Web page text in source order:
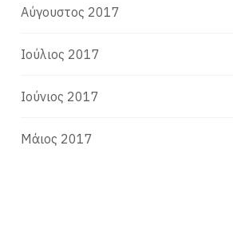
Αύγουστος 2017
Ιούλιος 2017
Ιούνιος 2017
Μάιος 2017